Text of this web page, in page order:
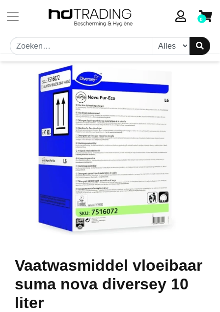
0
Vaatwasmiddel vloeibaar
suma nova diversey 10
liter